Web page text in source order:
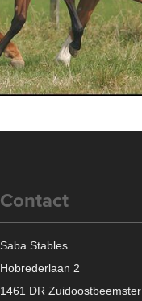
Contact
Saba Stables
Hobrederlaan 2
1461 DR Zuidoostbeemster